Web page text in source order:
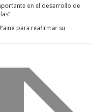
en el desarrollo de
para reafirmar su